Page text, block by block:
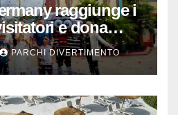
raggiunge i
e dona
PARCHI DIVERTIMENTO